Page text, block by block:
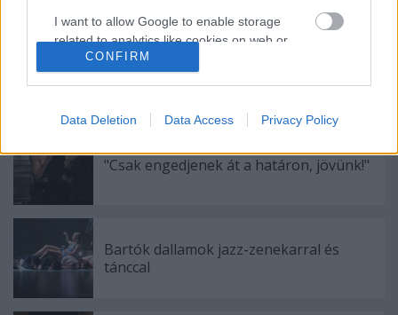
I want to allow Google to enable storage
related to analytics like cookies on web or
device identifiers in apps.
related to functionality of the website or app.
I want to allow Google to enable storage
related to personalization.
I want to allow Google to enable storage
functionality and fraud prevention, and other
user protection.
CONFIRM
Data Deletion Data Access Privacy Policy
Sodró Eliza: "Színészként a katarzist nem
tudjuk garantálni"
"Csak engedjenek át a határon, jövünk!"
Bartók dallamok jazz-zenekarral és
tánccal